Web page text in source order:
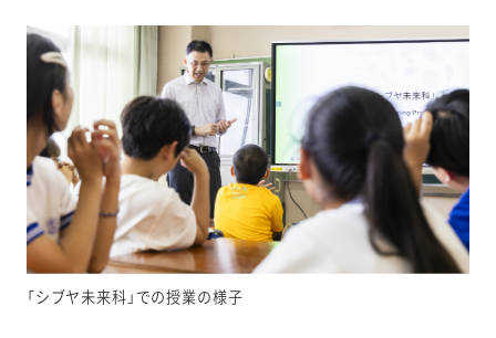
「シブヤ未来科」での授業の様子